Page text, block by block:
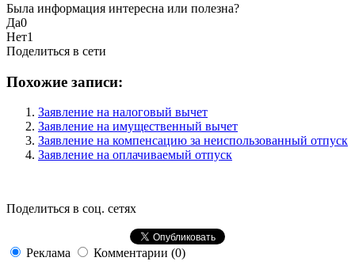
Была информация интересна или полезна?
Да0
Нет1
Поделиться в сети
Похожие записи:
Заявление на налоговый вычет
Заявление на имущественный вычет
Заявление на компенсацию за неиспользованный отпуск
Заявление на оплачиваемый отпуск
Поделиться в соц. сетях
Реклама
Комментарии (0)